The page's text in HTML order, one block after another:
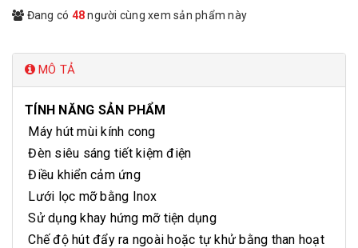
Đang có 48người cùng xem sản phẩm này
MÔ TẢ
TÍNH NĂNG SẢN PHẨM
Máy hút mùi kính cong
Đèn siêu sáng tiết kiệm điện
Điều khiển cảm ứng
Lưới lọc mỡ bằng Inox
Sử dụng khay hứng mỡ tiện dụng
Chế độ hút đẩy ra ngoài hoặc tự khử bằng than hoạt